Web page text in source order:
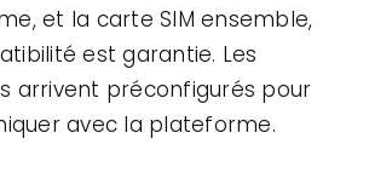
et la carte SIM ensemble,
est garantie. Les
arrivent préconfigurés pour
avec la plateforme.